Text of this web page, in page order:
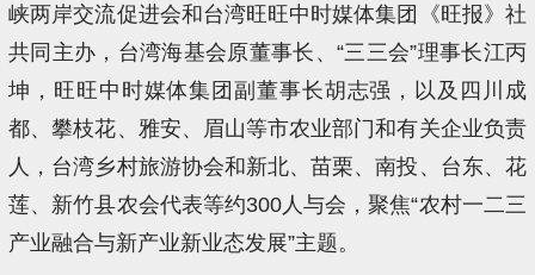
峡两岸交流促进会和台湾旺旺中时媒体集团《旺报》社
共同主办，台湾海基会原董事长、“三三会”理事长江丙
坤，旺旺中时媒体集团副董事长胡志强，以及四川成
都、攀枝花、雅安、眉山等市农业部门和有关企业负责
人，台湾乡村旅游协会和新北、苗栗、南投、台东、花
莲、新竹县农会代表等约300人与会，聚焦“农村一二三
产业融合与新产业新业态发展”主题。